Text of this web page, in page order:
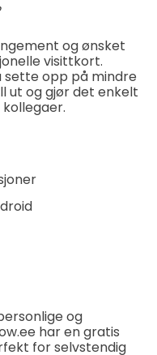
og ønsket
visittkort.
sette opp på mindre
ut og gjør det enkelt
og
har en gratis
for selvstendig